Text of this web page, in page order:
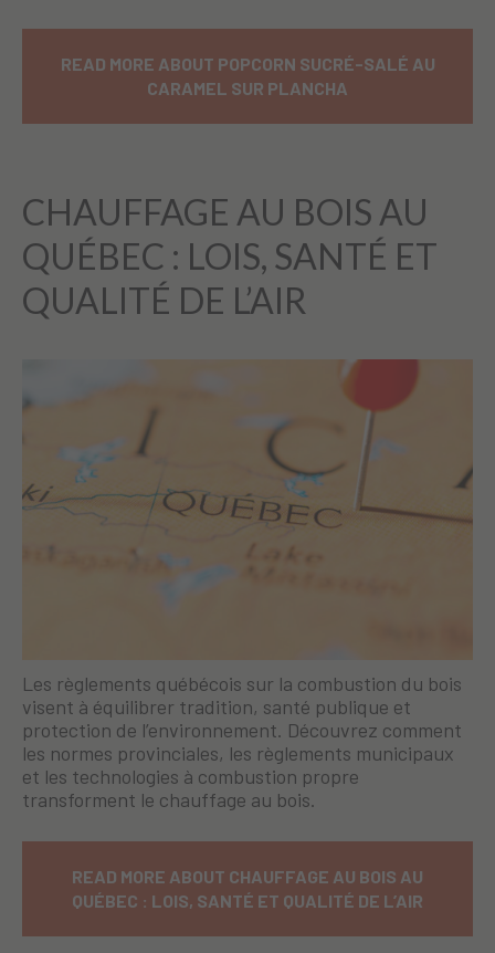
READ MORE ABOUT POPCORN SUCRÉ-SALÉ AU
CARAMEL SUR PLANCHA
CHAUFFAGE AU BOIS AU
QUÉBEC : LOIS, SANTÉ ET
QUALITÉ DE L’AIR
Les règlements québécois sur la combustion du bois
visent à équilibrer tradition, santé publique et
protection de l’environnement. Découvrez comment
les normes provinciales, les règlements municipaux
et les technologies à combustion propre
transforment le chauffage au bois.
READ MORE ABOUT CHAUFFAGE AU BOIS AU
QUÉBEC : LOIS, SANTÉ ET QUALITÉ DE L’AIR